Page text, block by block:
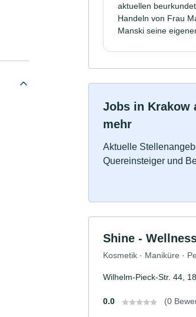
aktuellen
Handeln von Frau
Manski seine
Jobs in Krakow
mehr
Aktuelle
Quereinsteiger und
Shine -
Kosmetik · Maniküre ·
Wilhelm-Pieck-Str. 44,
0.0 (0